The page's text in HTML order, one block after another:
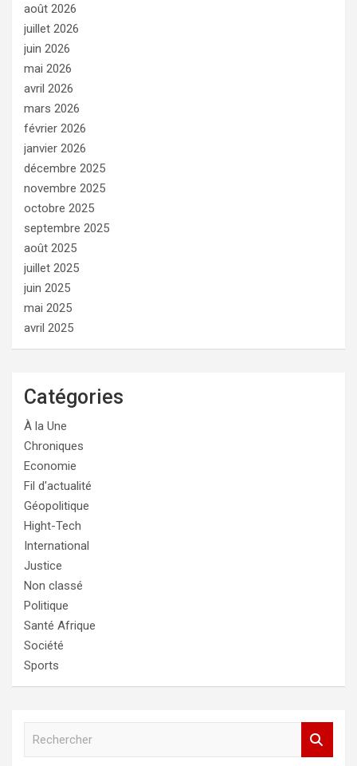
août 2026
juillet 2026
juin 2026
mai 2026
avril 2026
mars 2026
février 2026
janvier 2026
décembre 2025
novembre 2025
octobre 2025
septembre 2025
août 2025
juillet 2025
juin 2025
mai 2025
avril 2025
Catégories
À la Une
Chroniques
Economie
Fil d'actualité
Géopolitique
Hight-Tech
International
Justice
Non classé
Politique
Santé Afrique
Société
Sports